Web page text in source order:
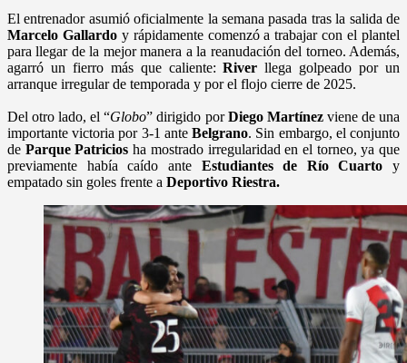
El entrenador asumió oficialmente la semana pasada tras la salida de
Marcelo Gallardoy rápidamente comenzó a trabajar con el plantel
para llegar de la mejor manera a la reanudación del torneo. Además,
agarró un fierro más que caliente:River llega golpeado por un
arranque irregular de temporada y por el flojo cierre de 2025.
Del otro lado, el “Globo” dirigido porDiego Martínezviene de una
importante victoria por 3-1 anteBelgrano. Sin embargo, el conjunto
de Parque Patricios ha mostrado irregularidad en el torneo, ya que
previamente había caído ante Estudiantes de Río Cuarto y
empatado sin goles frente a Deportivo Riestra.